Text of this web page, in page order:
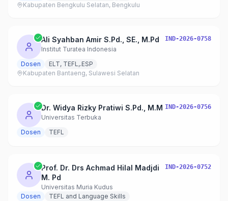
Kabupaten Bengkulu Selatan, Bengkulu
Ali Syahban Amir S.Pd., SE., M.Pd
Institut Turatea Indonesia
IND-2026-0758
Dosen
ELT, TEFL,.ESP
Kabupaten Bantaeng, Sulawesi Selatan
Dr. Widya Rizky Pratiwi S.Pd., M.M
Universitas Terbuka
IND-2026-0756
Dosen TEFL
Prof. Dr. Drs Achmad Hilal Madjdi
M. Pd
Universitas Muria Kudus
IND-2026-0752
Dosen
TEFL and Language Skills